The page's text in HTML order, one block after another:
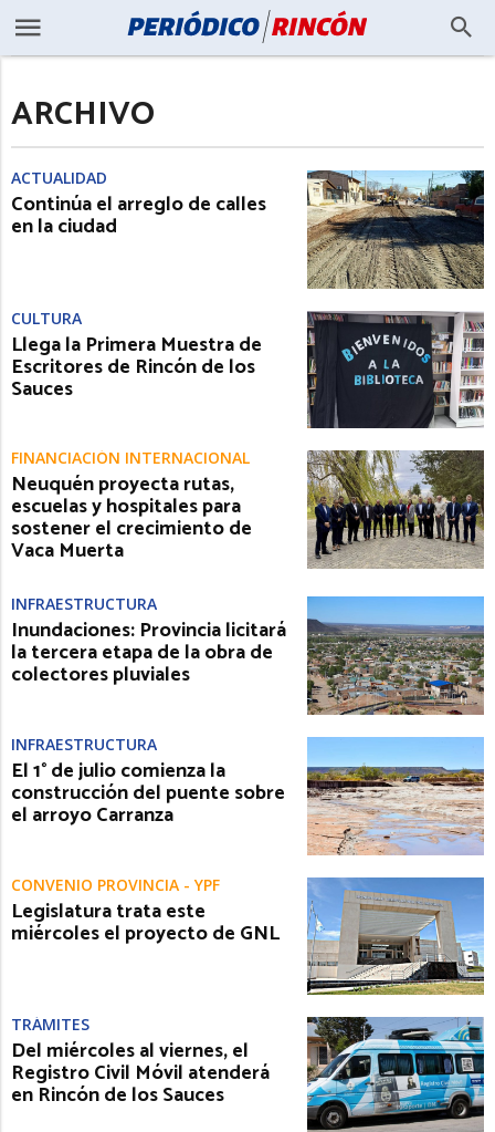
ARCHIVO
ACTUALIDAD
Continúa el arreglo de calles
en la ciudad
CULTURA
Llega la Primera Muestra de
Escritores de Rincón de los
Sauces
FINANCIACIÓN INTERNACIONAL
Neuquén proyecta rutas,
escuelas y hospitales para
sostener el crecimiento de
Vaca Muerta
INFRAESTRUCTURA
Inundaciones: Provincia licitará
la tercera etapa de la obra de
colectores pluviales
INFRAESTRUCTURA
El 1° de julio comienza la
construcción del puente sobre
el arroyo Carranza
CONVENIO PROVINCIA - YPF
Legislatura trata este
miércoles el proyecto de GNL
TRÁMITES
Del miércoles al viernes, el
Registro Civil Móvil atenderá
en Rincón de los Sauces